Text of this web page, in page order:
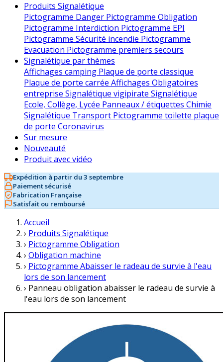
Produits Signalétique
Pictogramme Danger Pictogramme Obligation
Pictogramme Interdiction Pictogramme EPI
Pictogramme Sécurité incendie Pictogramme
Evacuation Pictogramme premiers secours
Signalétique par thèmes
Affichages camping Plaque de porte classique
Plaque de porte carrée Affichages Obligatoires
entreprise Signalétique vigipirate Signalétique
Ecole, Collège, Lycée Panneaux / étiquettes Chimie
Signalétique Transport Pictogramme toilette plaque
de porte Coronavirus
Sur mesure
Nouveauté
Produit avec vidéo
Expédition à partir du 3 septembre
Paiement sécurisé
Fabrication Française
Satisfait ou remboursé
Accueil
› Produits Signalétique
› Pictogramme Obligation
› Obligation machine
› Pictogramme Abaisser le radeau de survie à l'eau
lors de son lancement
› Panneau obligation abaisser le radeau de survie à
l'eau lors de son lancement